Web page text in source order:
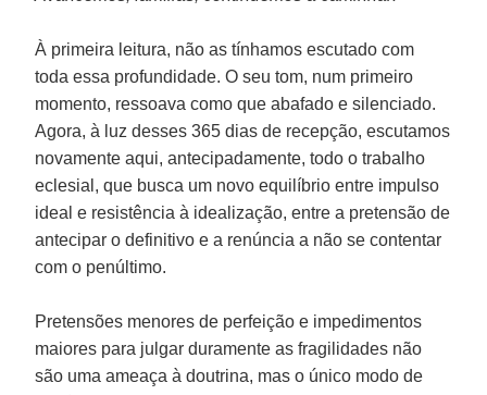
À primeira leitura, não as tínhamos escutado com
toda essa profundidade. O seu tom, num primeiro
momento, ressoava como que abafado e silenciado.
Agora, à luz desses 365 dias de recepção, escutamos
novamente aqui, antecipadamente, todo o trabalho
eclesial, que busca um novo equilíbrio entre impulso
ideal e resistência à idealização, entre a pretensão de
antecipar o definitivo e a renúncia a não se contentar
com o penúltimo.
Pretensões menores de perfeição e impedimentos
maiores para julgar duramente as fragilidades não
são uma ameaça à doutrina, mas o único modo de